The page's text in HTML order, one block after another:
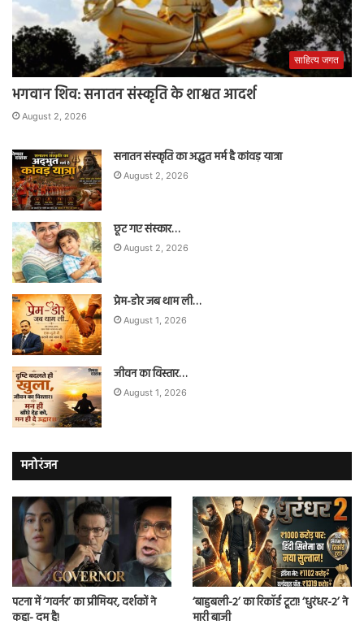
साहित्य जगत
भगवान शिव: सनातन संस्कृति के शाश्वत आदर्श
August 2, 2026
सनातन संस्कृति का अद्भुत मर्म है कांवड़ यात्रा
August 2, 2026
छूट गए संस्कार…
August 2, 2026
प्रेम-डोर जब थाम ली…
August 1, 2026
जीवन का विस्तार…
August 1, 2026
मनोरंजन
पटना में ‘गवर्नर’ का प्रीमियर, दर्शकों ने
कहा- दम है!
‘बाहुबली-2’ का रिकॉर्ड टूटा! ‘धुरंधर-2’ ने
मारी बाजी